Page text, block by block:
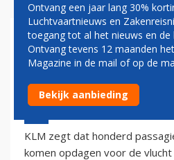
WERKT
6 oktober 2002 - 2:00
KLM zegt dat honderd
komen opdagen voor de
Ontvang een jaar lang 30%
Luchtvaartnieuws en
toegang tot al het nieuws en de
Ontvang tevens 12 maanden
Magazine in de mail of op de
Bekijk aanbieding